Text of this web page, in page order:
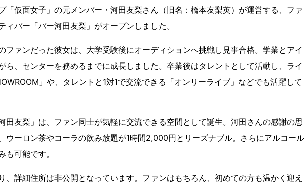
「仮面女子」の元メンバー・河田友梨さん（旧名：橋本友梨英）が運営する、ファ
ィバー「バー河田友梨」がオープンしました。
ファンだった彼女は、大学受験後にオーディションへ挑戦し見事合格。学業とアイ
ら、センターを務めるまでに成長しました。卒業後はタレントとして活動し、ライ
」や、タレントと1対1で交流できる「オンリーライブ」などでも活躍して
田友梨」は、ファン同士が気軽に交流できる空間として誕生。河田さんの感謝の思
ウーロン茶やコーラの飲み放題が1時間2,000円とリーズナブル。さらにアルコール
も可能です。
、詳細住所は非公開となっています。ファンはもちろん、初めての方も温かく迎え